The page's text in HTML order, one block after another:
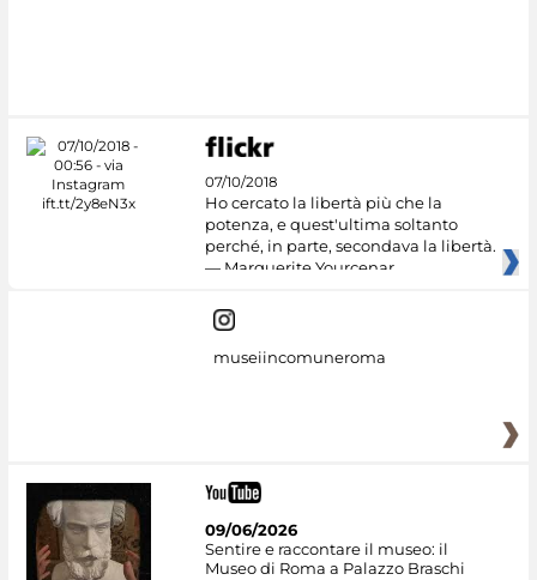
07/10/2018
Ho cercato la libertà più che la
potenza, e quest'ultima soltanto
perché, in parte, secondava la libertà.
— Marguerite Yourcenar
museiincomuneroma
09/06/2026
Sentire e raccontare il museo: il
Museo di Roma a Palazzo Braschi